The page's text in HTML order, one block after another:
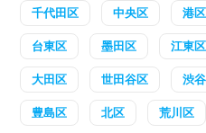
千代田区 中央区 港区
台東区 墨田区 江東区
大田区 世田谷区 渋
豊島区 北区 荒川区